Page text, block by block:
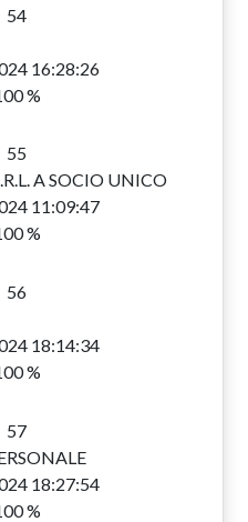
54
16:28:26
%
55
A SOCIO UNICO
11:09:47
%
56
18:14:34
%
57
18:27:54
%